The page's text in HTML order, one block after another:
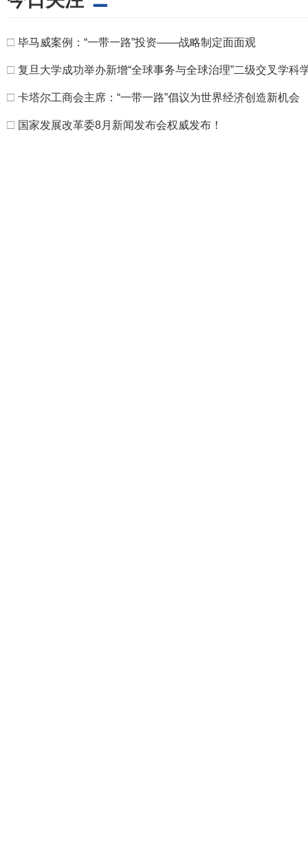
□ 毕马威案例：“一带一路”投资——战略制定面面观
□ 复旦大学成功举办新增“全球事务与全球治理”二级交叉学科
□ 卡塔尔工商会主席：“一带一路”倡议为世界经济创造新机会
□ 国家发展改革委8月新闻发布会权威发布！